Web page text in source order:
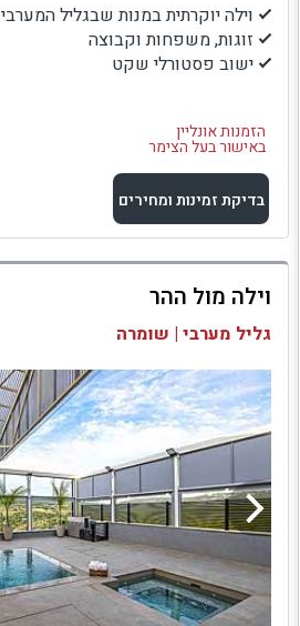
וילה יוקרתית במנות שבגליל המערבי
זוגות, משפחות וקבוצה
ישוב פסטורלי שקט
הזמנות אונליין
באישור בעל הצימר
בדיקת זמינות ומחירים
למתחם זה
בדיקת זמינות ומחירים
וילה מול ההר
גליל מערבי | שומרה